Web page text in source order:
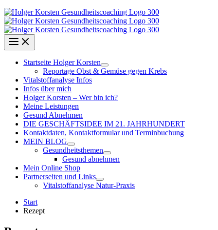
Startseite Holger Korsten
Reportage Obst & Gemüse gegen Krebs
Vitalstoffanalyse Infos
Infos über mich
Holger Korsten – Wer bin ich?
Meine Leistungen
Gesund Abnehmen
DIE GESCHÄFTSIDEE IM 21. JAHRHUNDERT
Kontaktdaten, Kontaktformular und Terminbuchung
MEIN BLOG
Gesundheitsthemen
Gesund abnehmen
Mein Online Shop
Partnerseiten und Links
Vitalstoffanalyse Natur-Praxis
Start
Rezept